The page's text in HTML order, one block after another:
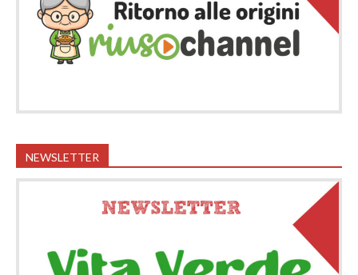
NEWSLETTER